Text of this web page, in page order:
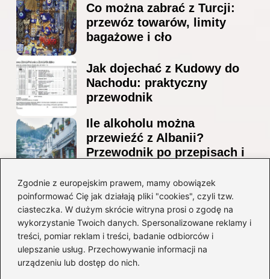
Zgodnie z europejskim prawem, mamy obowiązek
poinformować Cię jak działają pliki "cookies", czyli tzw.
ciasteczka. W dużym skrócie witryna prosi o zgodę na
wykorzystanie Twoich danych. Spersonalizowane reklamy i
treści, pomiar reklam i treści, badanie odbiorców i
ulepszanie usług. Przechowywanie informacji na
urządzeniu lub dostęp do nich.
Co można zabrać z Turcji:
przewóz towarów, limity
bagażowe i cło
Jak dojechać z Kudowy do
Nachodu: praktyczny
przewodnik
Ile alkoholu można
przewieźć z Albanii?
Przewodnik po przepisach i
Ile alkoholu można legalnie
przesłać przez granicę do
Czech?
Kategorie